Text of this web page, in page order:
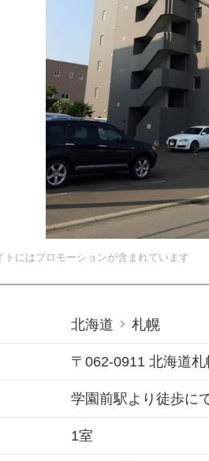
トにはプロモーションが含まれています
北海道 札幌
〒062-0911 北海道
学園前駅より徒歩に
1室